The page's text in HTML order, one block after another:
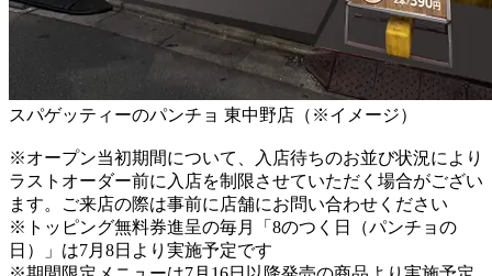
スパゲッティーのパンチョ 東中野店（※イメージ）
※オープン当初期間について、入店待ちのお並び状況により
ラストオーダー前に入店を制限させていただく場合がござい
ます。ご来店の際は事前に店舗にお問い合わせください
※トッピング無料券進呈の毎月「8のつく日（パンチョの
日）」は7月8日より実施予定です